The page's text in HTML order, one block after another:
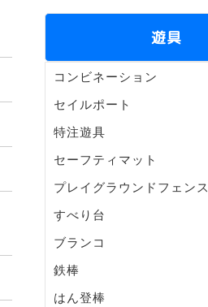
遊具
コンビネーション
セイルポート
特注遊具
セーフティマット
プレイグラウンドフェンス
すべり台
ブランコ
鉄棒
はん登棒